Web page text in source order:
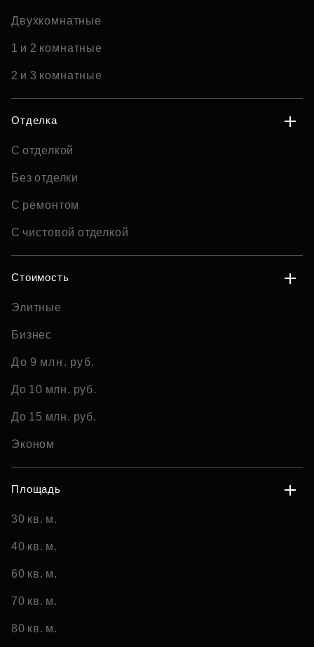
Двухкомнатные
1 и 2 комнатные
2 и 3 комнатные
Отделка
С отделкой
Без отделки
С ремонтом
С чистовой отделкой
Стоимость
Элитные
Бизнес
До 9 млн. руб.
До 10 млн. руб.
До 15 млн. руб.
Эконом
Площадь
30 кв. м.
40 кв. м.
60 кв. м.
70 кв. м.
80 кв. м.